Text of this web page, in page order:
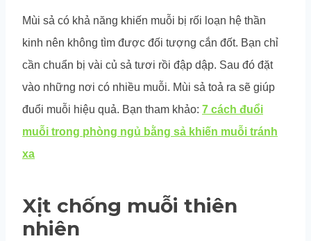
Mùi sả có khả năng khiến muỗi bị rối loạn hệ thần
kinh nên không tìm được đối tượng cắn đốt. Bạn chỉ
cần chuẩn bị vài củ sả tươi rồi đập dập. Sau đó đặt
vào những nơi có nhiều muỗi. Mùi sả toả ra sẽ giúp
đuổi muỗi hiệu quả. Bạn tham khảo: 7 cách đuổi
muỗi trong phòng ngủ bằng sả khiến muỗi tránh
xa
Xịt chống muỗi thiên
nhiên